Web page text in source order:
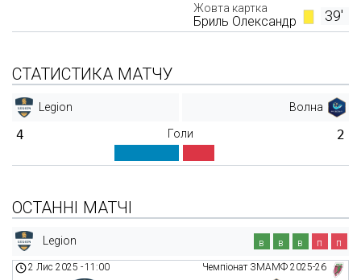
39'
Жовта картка
Бриль Олександр
СТАТИСТИКА МАТЧУ
Legion Волна
4 Голи 2
ОСТАННІ МАТЧІ
Legion в в в п п
Чемпіонат ЗМАМФ 2025-26
2 Лис 2025 -11:00